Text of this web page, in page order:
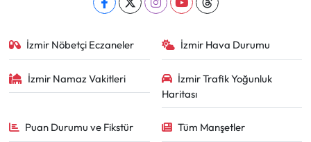
İzmir Nöbetçi Eczaneler İzmir Hava Durumu
İzmir Namaz Vakitleri
İzmir Trafik Yoğunluk
Haritası
Puan Durumu ve Fikstür Tüm Manşetler